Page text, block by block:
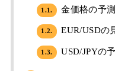
1.1. 金価格の予
1.2. EUR/USDの
1.3. USD/JPYの